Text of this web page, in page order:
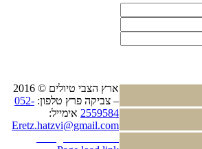
ארץ הצבי טיולים © 2016
– צביקה פרץ טלפון: 052-
2559584 אימייל:
Eretz.hatzvi@gmail.com